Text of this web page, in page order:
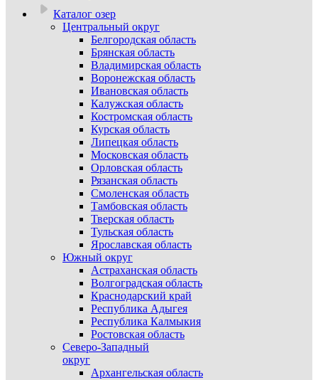
Каталог озер
Центральный округ
Белгородская область
Брянская область
Владимирская область
Воронежская область
Ивановская область
Калужская область
Костромская область
Курская область
Липецкая область
Московская область
Орловская область
Рязанская область
Смоленская область
Тамбовская область
Тверская область
Тульская область
Ярославская область
Южный округ
Астраханская область
Волгоградская область
Краснодарский край
Республика Адыгея
Республика Калмыкия
Ростовская область
Северо-Западный
округ
Архангельская область